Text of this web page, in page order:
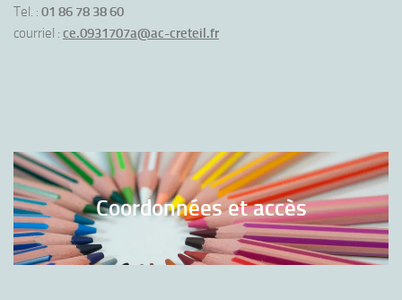
Tel. : 01 86 78 38 60
courriel : ce.0931707a@ac-creteil.fr
Coordonnées et accès